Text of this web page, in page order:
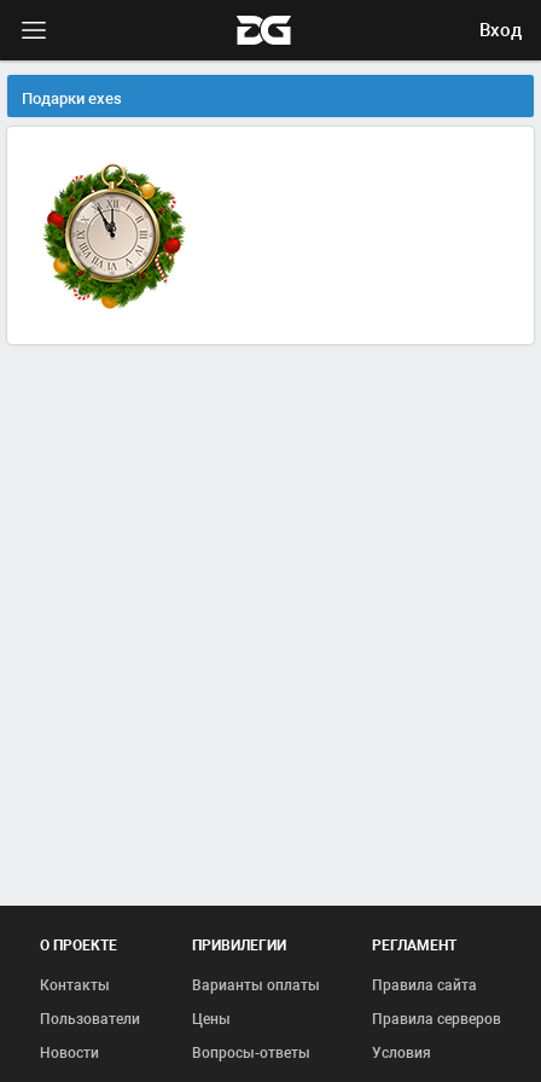
Вход
Подарки exes
О ПРОЕКТЕ
Контакты
Пользователи
Новости
ПРИВИЛЕГИИ
Варианты оплаты
Цены
Вопросы-ответы
РЕГЛАМЕНТ
Правила сайта
Правила серверов
Условия